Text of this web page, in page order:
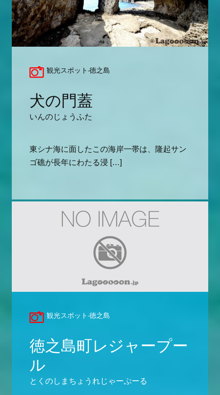
観光スポット-徳之島
犬の門蓋
いんのじょうふた
東シナ海に面したこの海岸一帯は、隆起サン
ゴ礁が長年にわたる浸 […]
観光スポット-徳之島
徳之島町レジャープー
ル
とくのしまちょうれじゃーぷーる